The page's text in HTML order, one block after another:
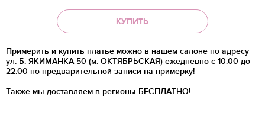
КУПИТЬ
Примерить и купить платье можно в нашем салоне по адресу
ул. Б. ЯКИМАНКА 50 (м. ОКТЯБРЬСКАЯ) ежедневно с 10:00 до
22:00 по предварительной записи на примерку!
Также мы доставляем в регионы БЕСПЛАТНО!